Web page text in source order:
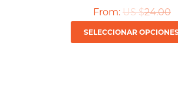
From: US $24.00
SELECCIONAR